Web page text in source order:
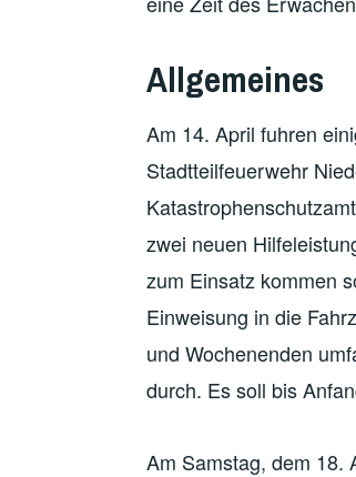
Allgemeines
Am 14. April fuhren
Stadtteilfeuerwehr
zwei neuen
zum Einsatz kommen
Einweisung in die
und Wochenenden
durch. Es soll bis
Am Samstag, dem 18.